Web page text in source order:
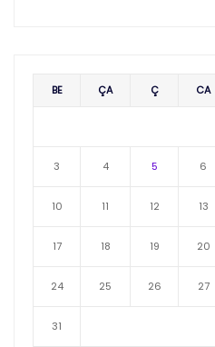
BE ÇA Ç CA
3 4 5 6
10 11 12 13
17 18 19 20
24 25 26 27
31